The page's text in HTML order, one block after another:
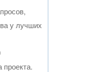
у лучших
проекта.